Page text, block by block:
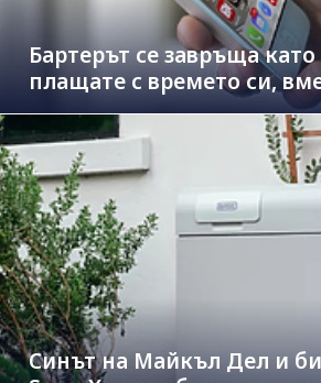
Бартерът се завръща
плащате с времето си,
Синът на Майкъл Дeл и